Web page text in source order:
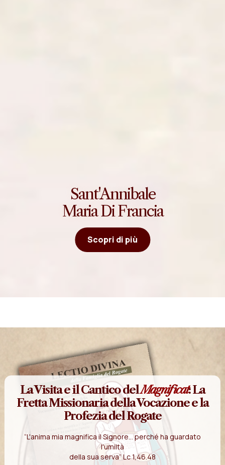
Sant'Annibale
Maria Di Francia
Scopri di più
La Visita e il Cantico delMagnificat: La
Fretta Missionaria della Vocazione e la
Profezia del Rogate
“L'anima mia magnifica il Signore... perché ha guardato
l'umiltà
della sua serva” Lc 1,46.48